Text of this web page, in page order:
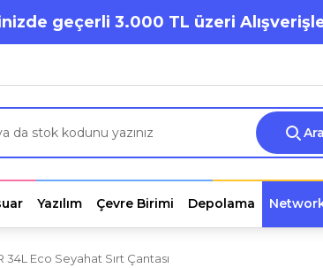
geçerli 3.000 TL üzeri
Ara
Yazılım Çevre Birimi Depolama
34L Eco Seyahat Sırt Çantası